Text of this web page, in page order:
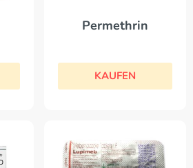
Permethrin
KAUFEN